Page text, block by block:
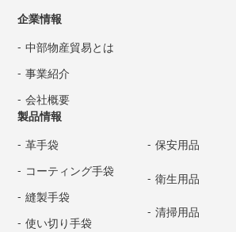
企業情報
中部物産貿易とは
事業紹介
会社概要
製品情報
革手袋
コーティング手袋
縫製手袋
使い切り手袋
保安用品
衛生用品
清掃用品